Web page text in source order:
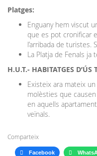
Platges:
Enguany hem viscut
que es pot cronificar
l’arribada de turistes.
La Platja de Fenals ja
H.U.T.- HABITATGES D’ÚS
Existeix ara mateix
molèsties que
en aquells
veïnals.
Comparteix
Facebook